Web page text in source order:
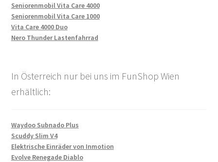
Seniorenmobil Vita Care 4000
Seniorenmobil Vita Care 1000
Vita Care 4000 Duo
Nero Thunder Lastenfahrrad
In Österreich nur bei uns im FunShop Wien
erhältlich:
Waydoo Subnado Plus
Scuddy Slim V4
Elektrische Einräder von Inmotion
Evolve Renegade Diablo